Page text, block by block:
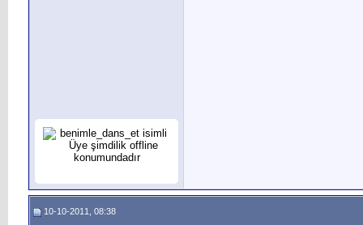
10-10-2011, 08:38